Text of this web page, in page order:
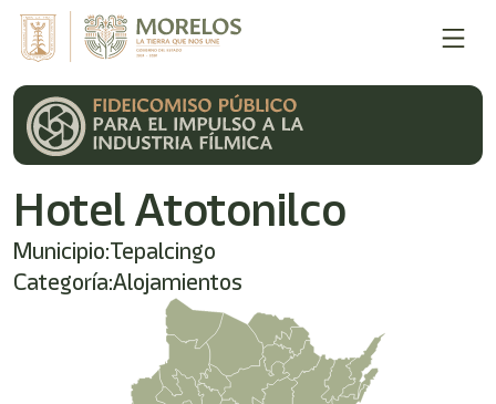
Hotel Atotonilco
Municipio:Tepalcingo
Categoría:Alojamientos